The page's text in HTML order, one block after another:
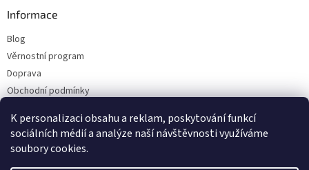
K personalizaci obsahu a reklam, poskytování funkcí
sociálních médií a analýze naší návštěvnosti využíváme
soubory cookies.
Informace
Blog
Věrnostní program
Doprava
Obchodní podmínky
Kontakty